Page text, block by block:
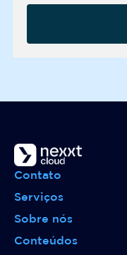
Contato
Serviços
Sobre nós
Conteúdos